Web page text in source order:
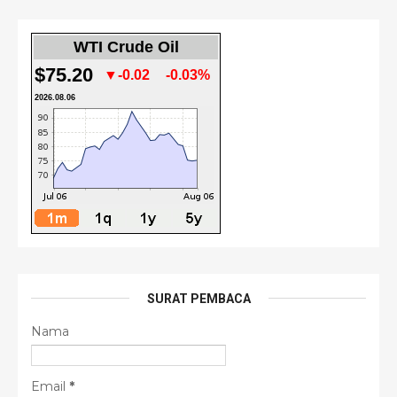
WTI Crude Oil
$75.20 ▼-0.02 -0.03%
2026.08.06
SURAT PEMBACA
Nama
Email *